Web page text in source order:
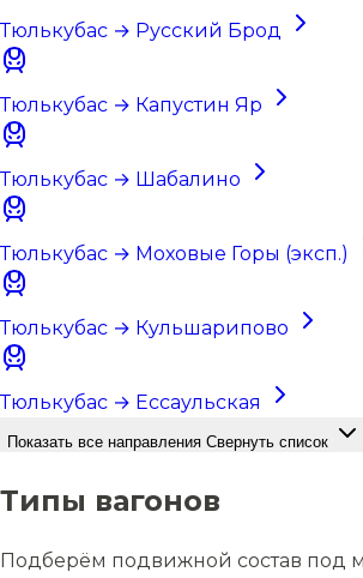
Тюлькубас → Русский Брод
Тюлькубас → Капустин Яр
Тюлькубас → Шабалино
Тюлькубас → Моховые Горы (эксп.)
Тюлькубас → Кульшарипово
Тюлькубас → Ессаульская
Показать все направления Свернуть список
Типы вагонов
Подберём подвижной состав под